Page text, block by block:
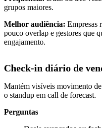
grupos maiores.
Melhor audiência: Empresas
pouco overlap e gestores que
engajamento.
Check-in diário de
Mantém visíveis movimento
o standup em call de forecast.
Perguntas